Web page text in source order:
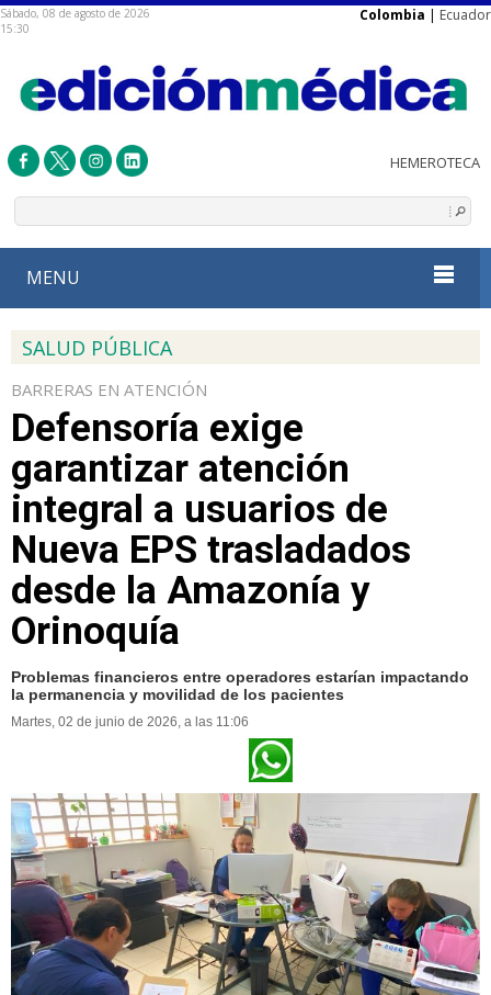
Sábado, 08 de agosto de 2026
15:30
Colombia | Ecuador
MENU
SALUD PÚBLICA
BARRERAS EN ATENCIÓN
Defensoría exige
garantizar atención
integral a usuarios de
Nueva EPS trasladados
desde la Amazonía y
Orinoquía
Problemas financieros entre operadores estarían impactando
la permanencia y movilidad de los pacientes
Martes, 02 de junio de 2026, a las 11:06